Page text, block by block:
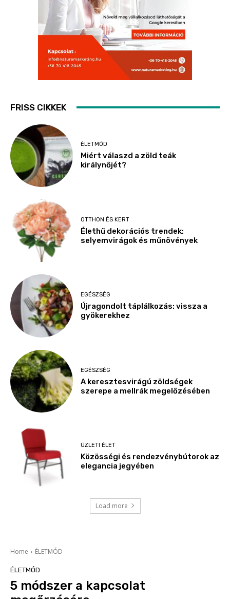
FRISS CIKKEK
ÉLETMÓD
Miért válaszd a zöld teák
királynőjét?
OTTHON ÉS KERT
Élethű dekorációs trendek:
selyemvirágok és műnövények
EGÉSZSÉG
Újragondolt táplálkozás: vissza a
gyökerekhez
EGÉSZSÉG
A keresztesvirágú zöldségek
szerepe a mellrák megelőzésében
ÜZLETI ÉLET
Közösségi és rendezvénybútorok az
elegancia jegyében
Load more